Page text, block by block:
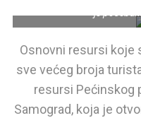
je
Osnovni resursi koje
sve većeg broja
resursi Pećinskog
Samograd, koja je